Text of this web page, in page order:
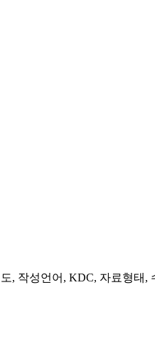
, 작성언어, KDC, 자료형태,